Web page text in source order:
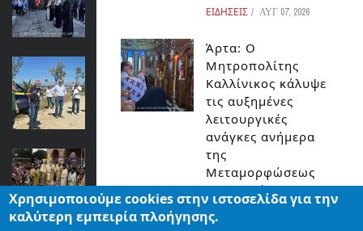
ΕΙΔΗΣΕΙΣ ΑΥΓ 07, 2026
Άρτα: Ο
Μητροπολίτης
Καλλίνικος κάλυψε
τις αυξημένες
λειτουργικές
ανάγκες ανήμερα
της
Μεταμορφώσεως
του Σωτήρος
ΕΙΔΗΣΕΙΣ
Παγκόσμια Ημέρα Περιβάλλοντος στην
Κορωνησία
ΚΟΣΜΟΣ
ΑΡΤΑ: ΜΕ ΜΕΓΑΛΟΠΡΕΠΕΙΑ Η ΓΙΟΡΤΗ
ΤΗΣ ΑΓΙΑΣ ΘΕΟΔΩΡΑΣ
ΕΙΔΗΣΕΙΣ
Χρησιμοποιούμε cookies στην ιστοσελίδα για την
καλύτερη εμπειρία πλοήγησης.